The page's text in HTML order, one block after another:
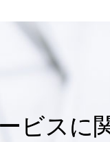
ビスに